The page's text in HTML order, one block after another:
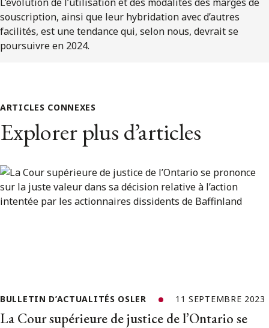
souscription, ainsi que leur hybridation avec d’autres
facilités, est une tendance qui, selon nous, devrait se
poursuivre en 2024.
ARTICLES CONNEXES
Explorer plus d’articles
BULLETIN D’ACTUALITÉS OSLER 11 SEPTEMBRE 2023
La Cour supérieure de justice de l’Ontario se